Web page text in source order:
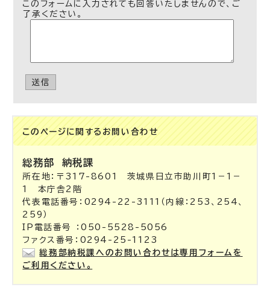
このフォームに入力されても回答いたしませんので、ご
了承ください。
送信
このページに関する お問い合わせ
総務部 納税課
所在地：〒317-8601 茨城県日立市助川町1－1－
1 本庁舎2階
代表電話番号：0294-22-3111（内線：253、254、
259）
IP電話番号 ：050-5528-5056
ファクス番号：0294-25-1123
総務部納税課へのお問い合わせは専用フォームを
ご利用ください。